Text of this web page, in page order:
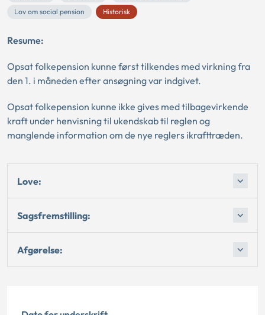
Lov om social pension
Historisk
Resume:
Opsat folkepension kunne først tilkendes med virkning fra
den 1. i måneden efter ansøgning var indgivet.
Opsat folkepension kunne ikke gives med tilbagevirkende
kraft under henvisning til ukendskab til reglen og
manglende information om de nye reglers ikrafttræden.
Love:
Sagsfremstilling:
Afgørelse: